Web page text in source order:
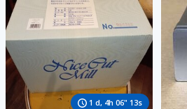
1 d, 4h 06" 11s